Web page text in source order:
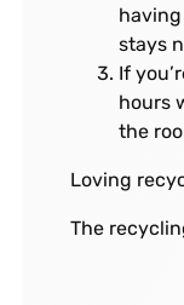
stays
If
hours
the
Loving
The